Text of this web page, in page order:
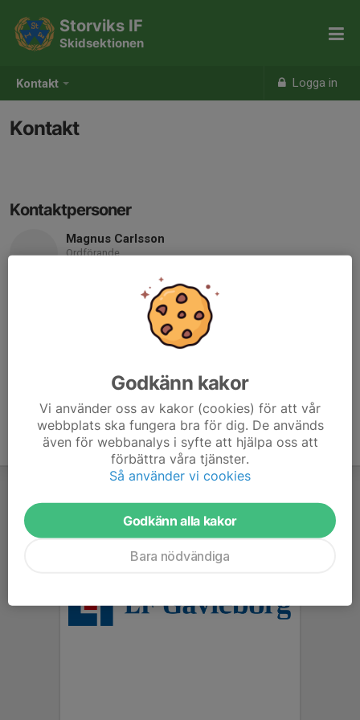
Kontakt Logga in
Storviks IF
Skidsektionen
Kontakt
Kontaktpersoner
Magnus Carlsson
Ordförande
Mobil visas bara för inloggade
E-post visas bara för inloggade
Godkänn kakor
Vi använder oss av kakor (cookies) för att vår
webbplats ska fungera bra för dig. De används
även för webbanalys i syfte att hjälpa oss att
förbättra våra tjänster.
Så använder vi cookies
Godkänn alla kakor
Bara nödvändiga